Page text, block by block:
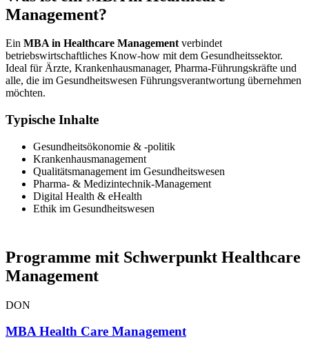
Management?
Ein MBA in Healthcare Managementverbindet
betriebswirtschaftliches Know-how mit dem Gesundheitssektor.
Ideal für Ärzte, Krankenhausmanager, Pharma-Führungskräfte und
alle, die im Gesundheitswesen Führungsverantwortung übernehmen
möchten.
Typische Inhalte
Gesundheitsökonomie & -politik
Krankenhausmanagement
Qualitätsmanagement im Gesundheitswesen
Pharma- & Medizintechnik-Management
Digital Health & eHealth
Ethik im Gesundheitswesen
Programme mit Schwerpunkt Healthcare
Management
DON
MBA Health Care Management